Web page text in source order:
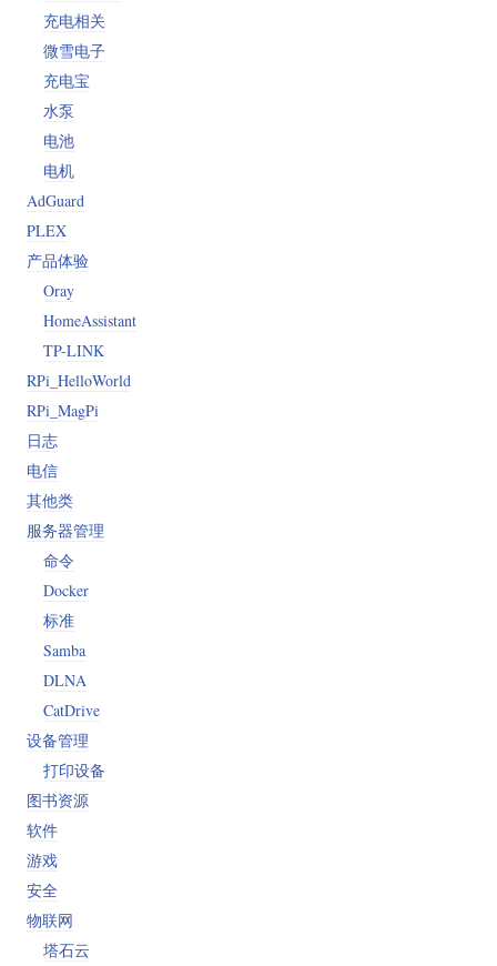
充电相关
微雪电子
充电宝
水泵
电池
电机
AdGuard
PLEX
产品体验
Oray
HomeAssistant
TP-LINK
RPi_HelloWorld
RPi_MagPi
日志
电信
其他类
服务器管理
命令
Docker
标准
Samba
DLNA
CatDrive
设备管理
打印设备
图书资源
软件
游戏
安全
物联网
塔石云